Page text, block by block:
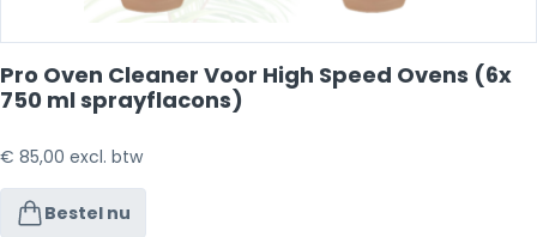
Pro Oven Cleaner Voor High Speed Ovens (6x
750 ml sprayflacons)
€ 85,00 excl. btw
Bestel nu